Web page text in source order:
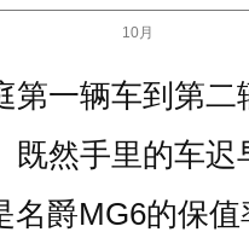
一辆车到第
然手里的车
爵MG6的保